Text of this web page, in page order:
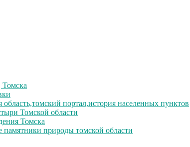
область,томский портал,история населенных пунктов
Томской области
Томска
памятники природы томской области